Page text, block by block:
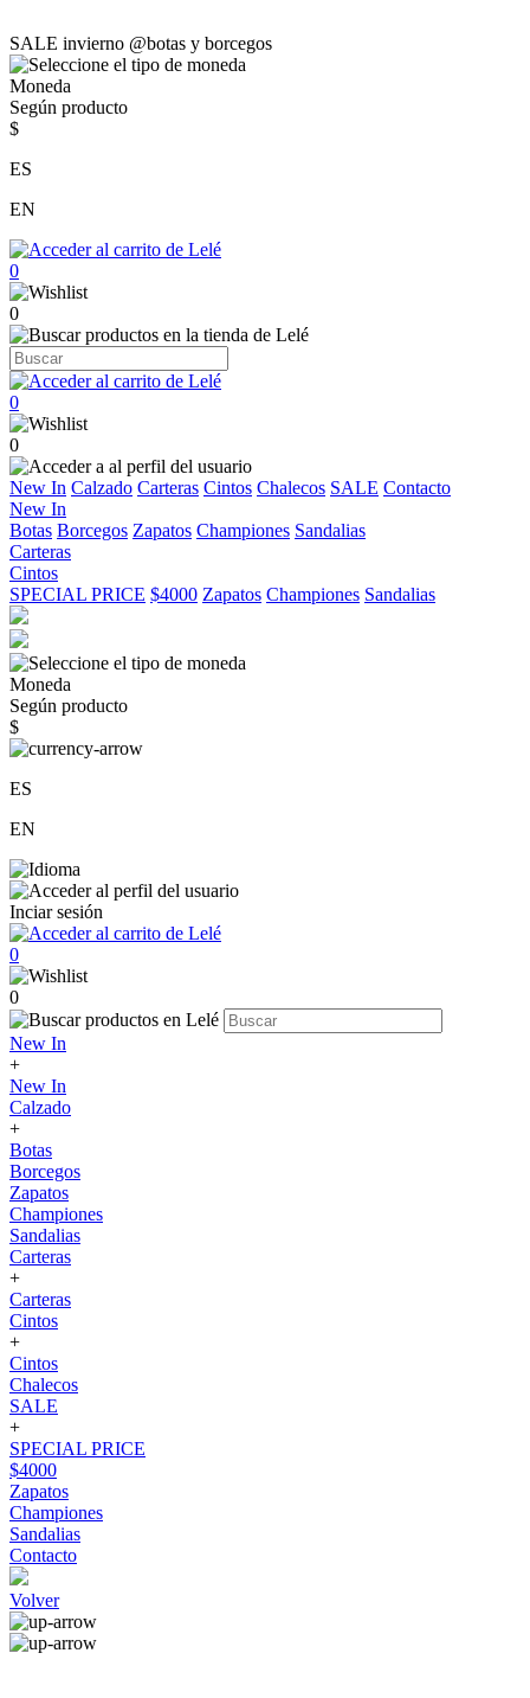
SALE invierno @botas y borcegos
Moneda
Según producto
$
ES
EN
0
0
0
0
New In Calzado Carteras Cintos Chalecos SALE Contacto
New In
Botas Borcegos Zapatos Championes Sandalias
Carteras
Cintos
SPECIAL PRICE $4000 Zapatos Championes Sandalias
Moneda
Según producto
$
ES
EN
Inciar sesión
0
0
New In
+
New In
Calzado
+
Botas
Borcegos
Zapatos
Championes
Sandalias
Carteras
+
Carteras
Cintos
+
Cintos
Chalecos
SALE
+
SPECIAL PRICE
$4000
Zapatos
Championes
Sandalias
Contacto
Volver